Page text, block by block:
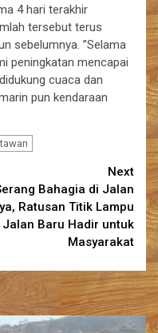
4 hari terakhir
tersebut terus
sebelumnya. ”Selama
peningkatan mencapai
cuaca dan
pun kendaraan
Next
Bahagia di Jalan
Ratusan Titik Lampu
Jalan Baru Hadir untuk
Masyarakat